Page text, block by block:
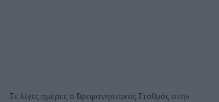
Σε λίγες ημέρες ο Βρεφονηπιακός Σταθμός στην